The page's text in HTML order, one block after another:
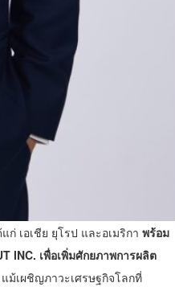
เอเชีย ยุโรป และอเมริกา พร้อม
INC. เพื่อเพิ่มศักยภาพการผลิต
ม้เผชิญภาวะเศรษฐกิจโลกที่